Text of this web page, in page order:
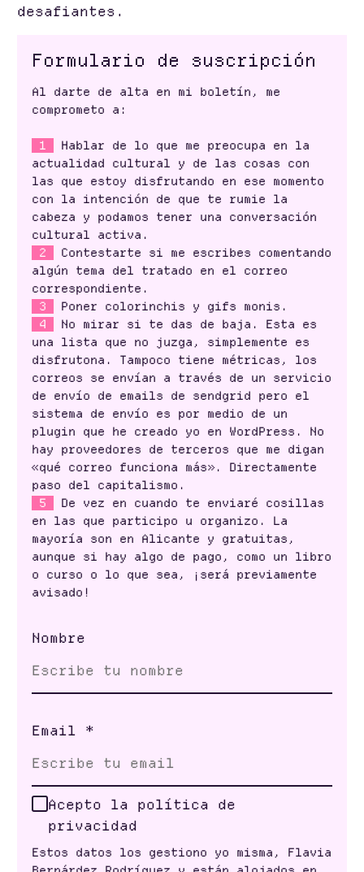
desafiantes.
Formulario de suscripción
Al darte de alta en mi boletín, me
comprometo a:
1
Hablar de lo que me preocupa en la
actualidad cultural y de las cosas con
las que estoy disfrutando en ese momento
con la intención de que te rumie la
cabeza y podamos tener una conversación
cultural activa.
2
Contestarte si me escribes comentando
algún tema del tratado en el correo
correspondiente.
3
Poner colorinchis y gifs monis.
4
No mirar si te das de baja. Esta es
una lista que no juzga, simplemente es
disfrutona. Tampoco tiene métricas, los
correos se envían a través de un servicio
de envío de emails de sendgrid pero el
sistema de envío es por medio de un
plugin que he creado yo en WordPress. No
hay proveedores de terceros que me digan
«qué correo funciona más». Directamente
paso del capitalismo.
5
De vez en cuando te enviaré cosillas
en las que participo u organizo. La
mayoría son en Alicante y gratuitas,
aunque si hay algo de pago, como un libro
o curso o lo que sea, ¡será previamente
avisado!
Nombre
Email *
Acepto la política de
privacidad
Estos datos los gestiono yo misma, Flavia